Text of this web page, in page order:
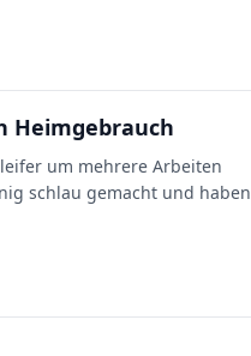
Heimgebrauch
schlau gemacht und haben